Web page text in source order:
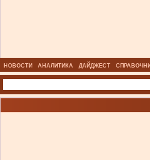
НОВОСТИ АНАЛИТИКА ДАЙДЖЕСТ